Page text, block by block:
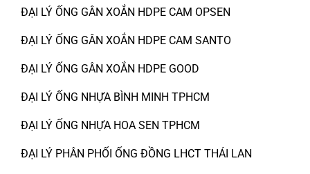
ĐẠI LÝ ỐNG GÂN XOẮN HDPE CAM OPSEN
ĐẠI LÝ ỐNG GÂN XOẮN HDPE CAM SANTO
ĐẠI LÝ ỐNG GÂN XOẮN HDPE GOOD
ĐẠI LÝ ỐNG NHỰA BÌNH MINH TPHCM
ĐẠI LÝ ỐNG NHỰA HOA SEN TPHCM
ĐẠI LÝ PHÂN PHỐI ỐNG ĐỒNG LHCT THÁI LAN